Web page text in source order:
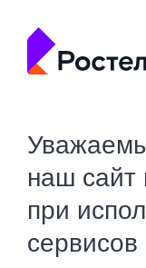
наш сайт
при
сервисов